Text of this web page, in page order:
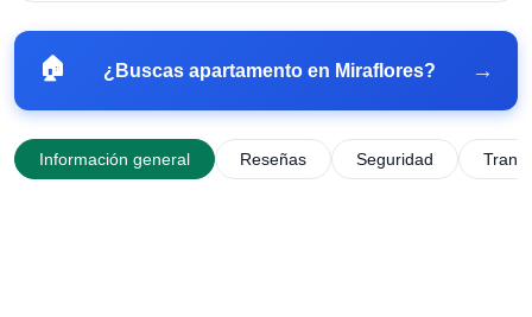
🏠 ¿Buscas apartamento en Miraflores? →
Información general Reseñas Seguridad